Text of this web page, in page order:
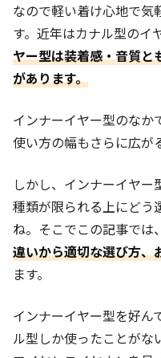
なので軽い着け心地で気
す。近年はカナル型のイ
ヤー型は装着感・音質と
があります。
インナーイヤー型のなか
使い方の幅もさらに広が
しかし、インナーイヤー
種類が限られる上にどう
ね。そこでこの記事では、
違いから適切な選び方、
ます。
インナーイヤー型を好ん
ル型しか使ったことがな